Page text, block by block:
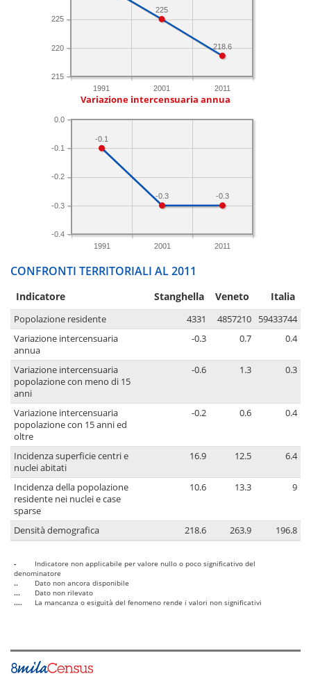
1991 2001 2011
215
220
225
218.6
225
Variazione intercensuaria annua
1991 2001 2011
-0.4
-0.3
-0.2
-0.1
0.0
-0.3
-0.3
-0.1
CONFRONTI TERRITORIALI AL 2011
Indicatore Stanghella Veneto Italia
Popolazione residente 4331 4857210
59433744
Variazione intercensuaria
annua
-0.3 0.7 0.4
Variazione intercensuaria
popolazione con meno di 15
anni
-0.6 1.3 0.3
Variazione intercensuaria
popolazione con 15 anni ed
oltre
-0.2 0.6 0.4
Incidenza superficie centri e
nuclei abitati
16.9 12.5 6.4
Incidenza della popolazione
residente nei nuclei e case
sparse
10.6 13.3 9
Densità demografica 218.6 263.9 196.8
-
Indicatore non applicabile per valore nullo o poco significativo del
denominatore
..
Dato non ancora disponibile
...
Dato non rilevato
....
La mancanza o esiguità del fenomeno rende i valori non significativi